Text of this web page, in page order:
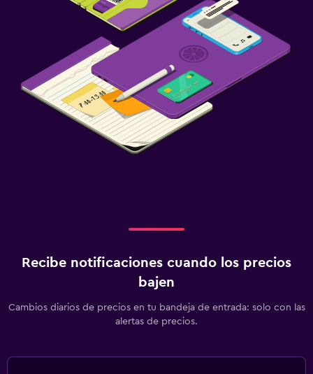
Recibe notificaciones cuando los precios
bajen
Cambios diarios de precios en tu bandeja de entrada: solo con las
alertas de precios.